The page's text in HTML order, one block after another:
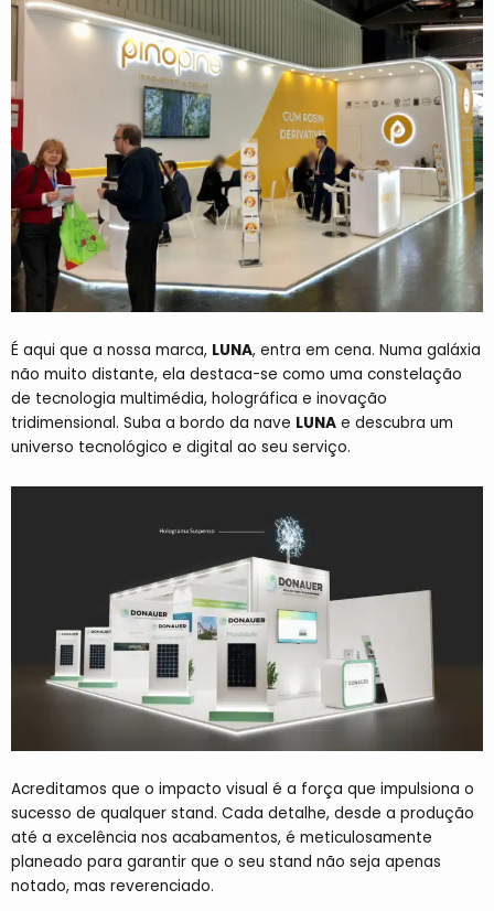
É aqui que a nossa marca, LUNA, entra em cena. Numa galáxia
não muito distante, ela destaca-se como uma constelação
de tecnologia multimédia, holográfica e inovação
tridimensional. Suba a bordo da nave LUNA e descubra um
universo tecnológico e digital ao seu serviço.
Acreditamos que o impacto visual é a força que impulsiona o
sucesso de qualquer stand. Cada detalhe, desde a produção
até a excelência nos acabamentos, é meticulosamente
planeado para garantir que o seu stand não seja apenas
notado, mas reverenciado.